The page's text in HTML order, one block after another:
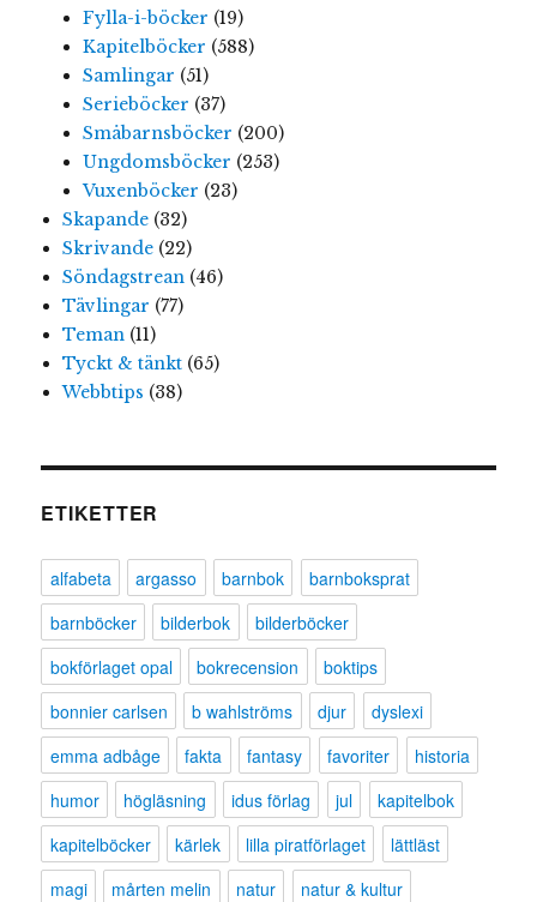
Fylla-i-böcker (19)
Kapitelböcker (588)
Samlingar (51)
Serieböcker (37)
Småbarnsböcker (200)
Ungdomsböcker (253)
Vuxenböcker (23)
Skapande(32)
Skrivande(22)
Söndagstrean(46)
Tävlingar (77)
Teman(11)
Tyckt & tänkt(65)
Webbtips (38)
ETIKETTER
alfabeta argasso barnbok
barnboksprat
barnböcker
bilderbok
bilderböcker
bokförlaget opal
bokrecension
boktips
bonnier carlsen
b wahlströms djur
dyslexi
emma adbåge
fakta fantasy favoriter
historia
humor
högläsning idus förlag jul
kapitelbok
kapitelböcker
kärlek lilla piratförlaget
lättläst
magi
mårten melin natur
natur & kultur